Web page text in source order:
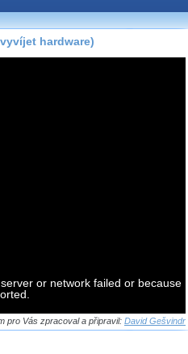
hardware)
or network failed or because
pro Vás zpracoval a připravil: David Gešvindr